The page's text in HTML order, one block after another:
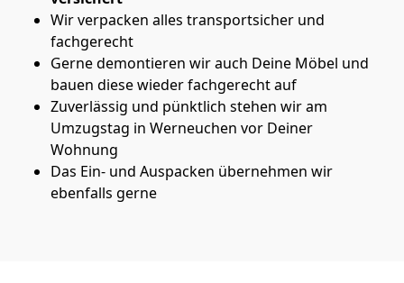
Wir verpacken alles transportsicher und
fachgerecht
Gerne demontieren wir auch Deine Möbel und
bauen diese wieder fachgerecht auf
Zuverlässig und pünktlich stehen wir am
Umzugstag in Werneuchen vor Deiner
Wohnung
Das Ein- und Auspacken übernehmen wir
ebenfalls gerne